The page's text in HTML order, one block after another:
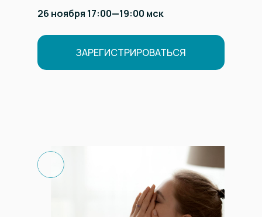
26 ноября 17:00—19:00 мск
ЗАРЕГИСТРИРОВАТЬСЯ